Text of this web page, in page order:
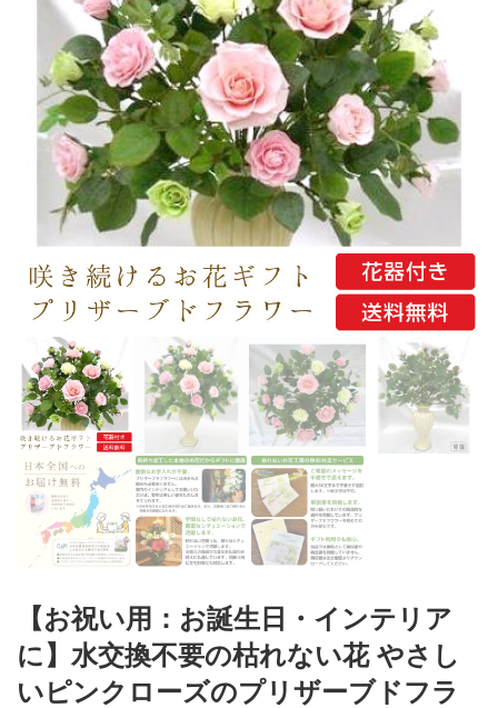
【お祝い用：お誕生日・インテリア
に】水交換不要の枯れない花 やさし
いピンクローズのプリザーブドフラ